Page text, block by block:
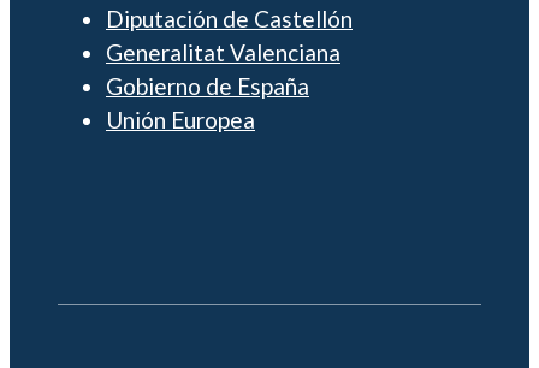
Diputación de Castellón
Generalitat Valenciana
Gobierno de España
Unión Europea